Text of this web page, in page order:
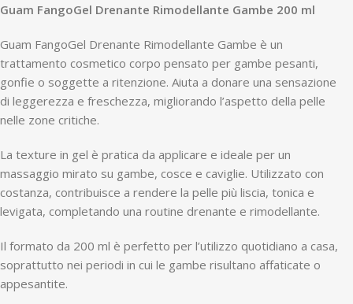
Guam FangoGel Drenante Rimodellante Gambe 200 ml
Guam FangoGel Drenante Rimodellante Gambe è un
trattamento cosmetico corpo pensato per gambe pesanti,
gonfie o soggette a ritenzione. Aiuta a donare una sensazione
di leggerezza e freschezza, migliorando l’aspetto della pelle
nelle zone critiche.
La texture in gel è pratica da applicare e ideale per un
massaggio mirato su gambe, cosce e caviglie. Utilizzato con
costanza, contribuisce a rendere la pelle più liscia, tonica e
levigata, completando una routine drenante e rimodellante.
Il formato da 200 ml è perfetto per l’utilizzo quotidiano a casa,
soprattutto nei periodi in cui le gambe risultano affaticate o
appesantite.